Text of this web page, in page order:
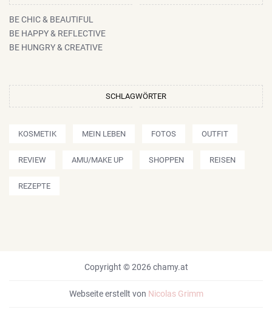
BE CHIC & BEAUTIFUL
BE HAPPY & REFLECTIVE
BE HUNGRY & CREATIVE
SCHLAGWÖRTER
KOSMETIK MEIN LEBEN FOTOS OUTFIT
REVIEW AMU/MAKE UP SHOPPEN REISEN
REZEPTE
Copyright © 2026 chamy.at
Webseite erstellt von Nicolas Grimm